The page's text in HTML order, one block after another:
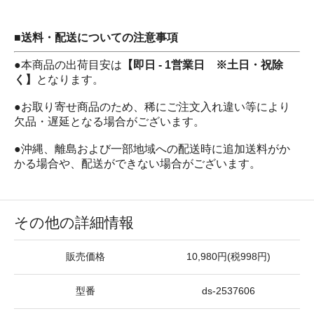
■送料・配送についての注意事項
●本商品の出荷目安は 【即日 - 1営業日 ※土日・祝除
く】
となります。
●お取り寄せ商品のため、稀にご注文入れ違い等により
欠品・遅延となる場合がございます。
●沖縄、離島および一部地域への配送時に追加送料がか
かる場合や、配送ができない場合がございます。
その他の詳細情報
販売価格 10,980円(税998円)
型番 ds-2537606